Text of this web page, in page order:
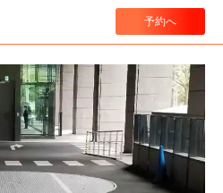
予約へ